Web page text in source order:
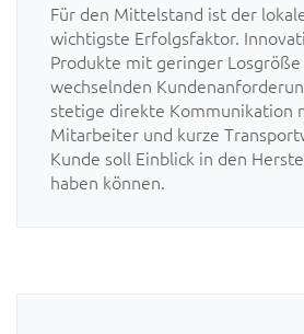
Für den Mittelstand ist der
wichtigste Erfolgsfaktor.
Produkte mit geringer
wechselnden
stetige direkte Kommunikation
Mitarbeiter und kurze
Kunde soll Einblick in den
haben können.